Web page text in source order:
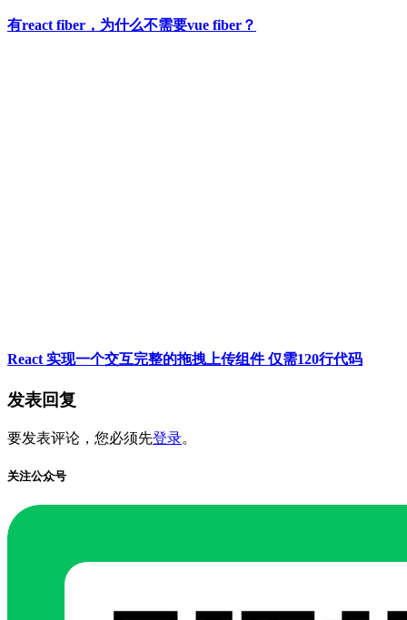
有react fiber，为什么不需要vue fiber？
React 实现一个交互完整的拖拽上传组件 仅需120行代码
发表回复
要发表评论，您必须先登录。
关注公众号